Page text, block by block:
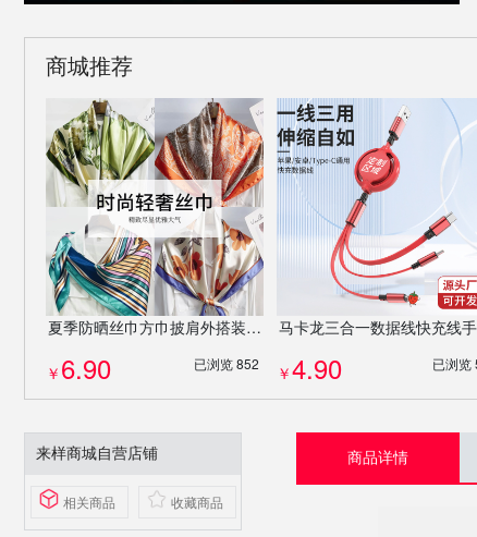
商城推荐
夏季防晒丝巾方巾披肩外搭装饰沙滩巾妇女节伴手礼企业公司送礼礼物混发批发
￥ 6.90 已浏览 852 ￥4.90 已浏览
来样商城自营店铺
相关商品 收藏商品
商品详情